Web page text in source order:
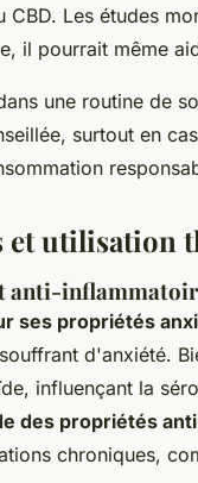
Les études
il pourrait même
une routine de
surtout en
et utilisation
anti-
ses propriétés
d'anxiété.
influençant la
des propriétés
chroniques,